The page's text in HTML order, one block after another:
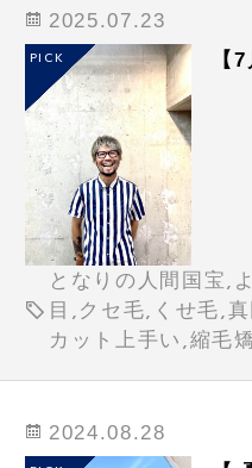
2025.07.23
PICK 【
となりの人間国宝,
目,クセ毛,くせ毛,
カット上手い,縮毛
2024.08.28